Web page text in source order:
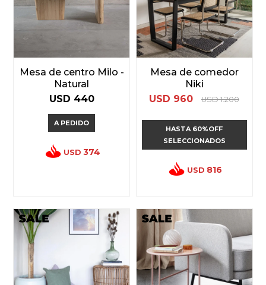
Mesa de centro Milo -
Natural
USD 440
A PEDIDO
USD 374
Mesa de comedor
Niki
USD 960 USD 1.200
HASTA 60%OFF
SELECCIONADOS
USD 816